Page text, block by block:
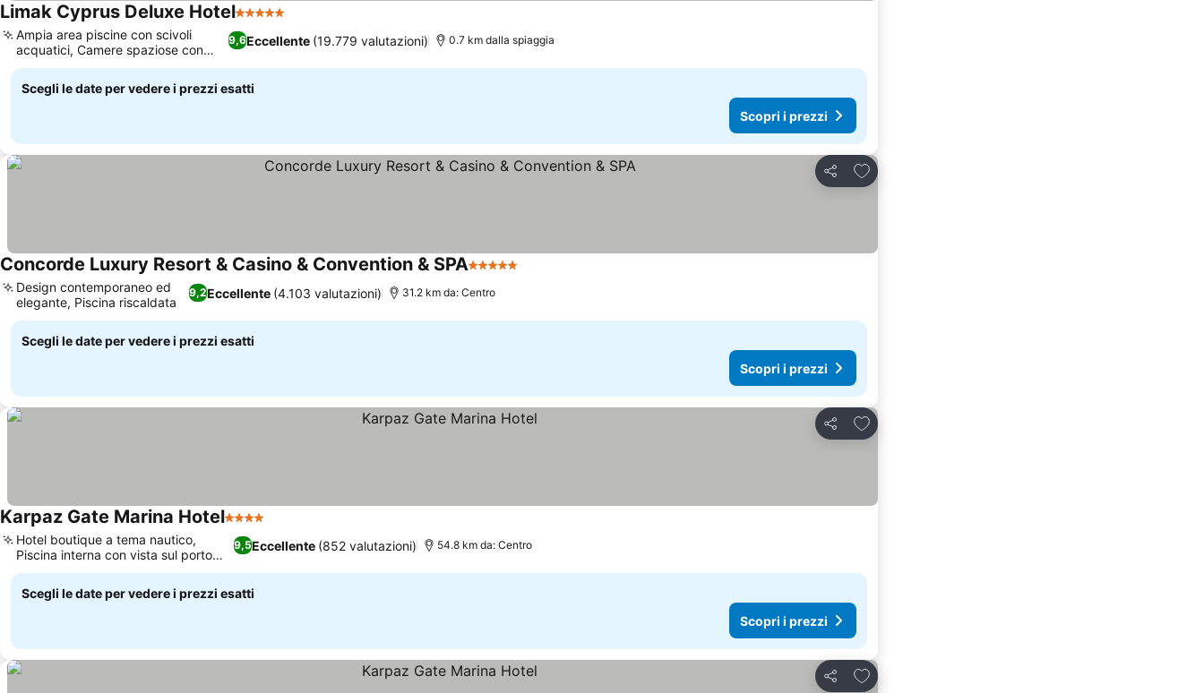
Limak Cyprus Deluxe Hotel5 Stelle
9,6Eccellente (19.779 valutazioni)
Ampia area piscine con scivoli
acquatici, Camere spaziose con
vista mare
0.7 km dalla spiaggia
Scegli le date per vedere i prezzi esatti
Scopri i prezzi
Condividi
Aggiungi ai preferiti
Concorde Luxury Resort & Casino & Convention & SPA5 Stelle
9,2Eccellente (4.103 valutazioni)
Design contemporaneo ed
elegante, Piscina riscaldata
31.2 km da: Centro
Scegli le date per vedere i prezzi esatti
Scopri i prezzi
Condividi
Aggiungi ai preferiti
Karpaz Gate Marina Hotel4 Stelle
9,5Eccellente (852 valutazioni)
Hotel boutique a tema nautico,
Piscina interna con vista sul porto
turistico
54.8 km da: Centro
Scegli le date per vedere i prezzi esatti
Scopri i prezzi
Condividi
Aggiungi ai preferiti